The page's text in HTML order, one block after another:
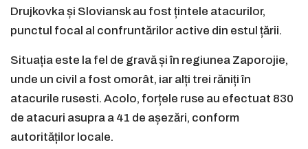
Drujkovka și Sloviansk au fost țintele atacurilor,
punctul focal al confruntărilor active din estul țării.
Situația este la fel de gravă și în regiunea Zaporojie,
unde un civil a fost omorât, iar alți trei răniți în
atacurile rusesti. Acolo, forțele ruse au efectuat 830
de atacuri asupra a 41 de așezări, conform
autorităților locale.